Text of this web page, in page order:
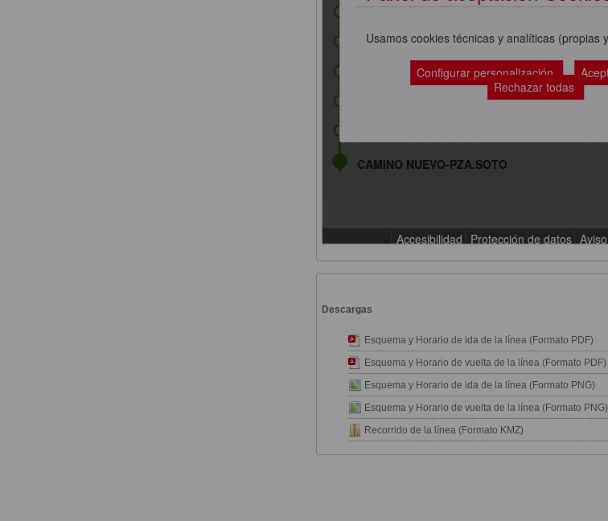
Descargas
Esquema y Horario de ida de la línea (Formato PDF)
Esquema y Horario de vuelta de la línea (Formato PDF)
Esquema y Horario de ida de la línea (Formato PNG)
Esquema y Horario de vuelta de la línea (Formato PNG)
Recorrido de la línea (Formato KMZ)